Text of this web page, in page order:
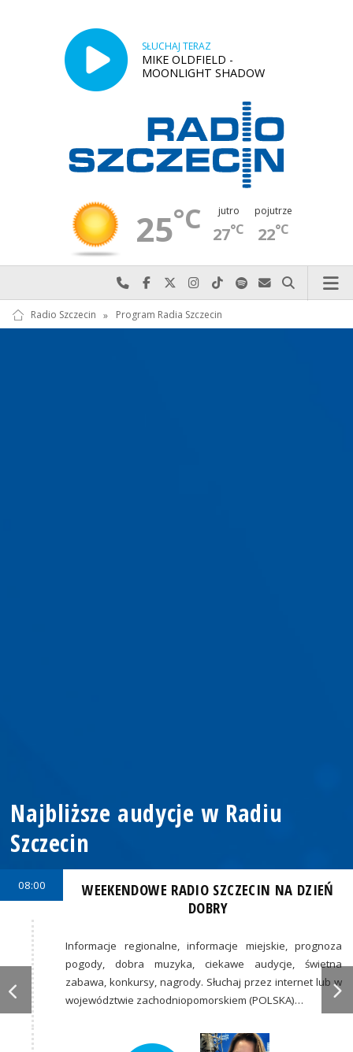
SŁUCHAJ TERAZ
MIKE OLDFIELD -
MOONLIGHT SHADOW
25°C jutro
27°C
pojutrze
22°C
Najlepiej po prostu do nas zadzwoń
Odwiedź nas na Facebook-u
Odwiedź nas na X
Odwiedź nas na Instagram-ie
Odwiedź nas na TikTok-u
Szukaj nas na Spotify
Wyślij do nas
Szukaj
Radio Szczecin » Program Radia Szczecin
Najbliższe audycje w Radiu
Szczecin
08:00
WEEKENDOWE RADIO SZCZECIN NA DZIEŃ
DOBRY
Informacje regionalne, informacje miejskie, prognoza
pogody, dobra muzyka, ciekawe audycje, świetna
zabawa, konkursy, nagrody. Słuchaj przez internet lub w
województwie zachodniopomorskiem (POLSKA)…